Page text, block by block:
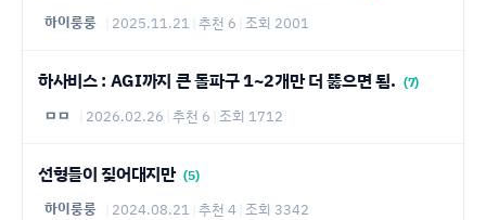
하이룽룽 2025.11.21 추천 6 조회 2001
하사비스 : AGI까지 큰 돌파구 1~2개만 더 뚫으면 됨. (7)
ㅁㅁ 2026.02.26 추천 6 조회 1712
선형들이 짖어대지만 (5)
하이룽룽 2024.08.21 추천 4 조회 3342